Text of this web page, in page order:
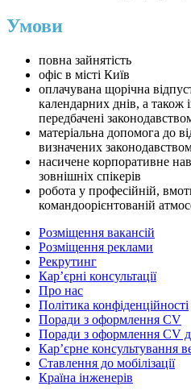
Умови
повна зайнятість
офіс в місті Київ
оплачувана щорічна
календарних днів, а також
передбачені
матеріальна допомога до
визначених
насичене корпоративне
зовнішніх спікерів
робота у професійній,
командоорієнтованій
Розміщення вакансій
Розміщення реклами
Рекрутинг
Карʼєрні консультації
Про нас
Політика конфіденційності
Поради з оформлення CV
Поради з оформлення CV
Карʼєрне консультування
Ставлення до мобілізації
Країна інженерів